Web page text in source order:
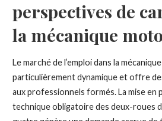
perspectives de
la mécanique
Le marché de l’emploi dans la
particulièrement dynamique et offre
aux professionnels formés. La mise en
technique obligatoire des deux-roues